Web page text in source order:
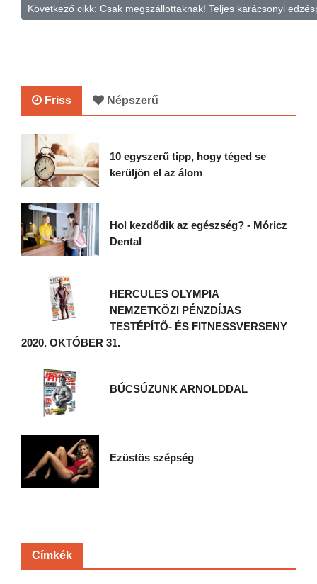
Következő cikk: Csak megszállottaknak! Teljes karácsonyi
Friss Népszerű
10 egyszerű tipp, hogy téged se
kerüljön el az álom
Hol kezdődik az egészség? - Móricz
Dental
HERCULES OLYMPIA
NEMZETKÖZI PÉNZDÍJAS
TESTÉPÍTŐ- ÉS FITNESSVERSENY
2020. OKTÓBER 31.
BÚCSÚZUNK ARNOLDDAL
Ezüstös szépség
Címkék